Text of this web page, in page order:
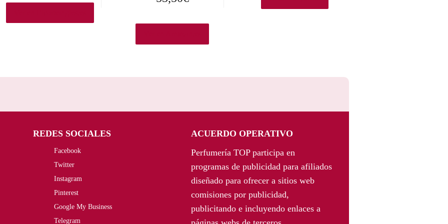
REDES SOCIALES
Facebook
Twitter
Instagram
Pinterest
Google My Business
Telegram
ACUERDO OPERATIVO
Perfumería TOP participa en
programas de publicidad para afiliados
diseñado para ofrecer a sitios web
comisiones por publicidad,
publicitando e incluyendo enlaces a